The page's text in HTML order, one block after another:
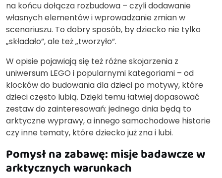
na końcu dołącza rozbudowa – czyli dodawanie
własnych elementów i wprowadzanie zmian w
scenariuszu. To dobry sposób, by dziecko nie tylko
„składało”, ale też „tworzyło”.
W opisie pojawiają się też różne skojarzenia z
uniwersum LEGO i popularnymi kategoriami – od
klocków do budowania dla dzieci po motywy, które
dzieci często lubią. Dzięki temu łatwiej dopasować
zestaw do zainteresowań: jednego dnia będą to
arktyczne wyprawy, a innego samochodowe historie
czy inne tematy, które dziecko już zna i lubi.
Pomysł na zabawę: misje badawcze w
arktycznych warunkach